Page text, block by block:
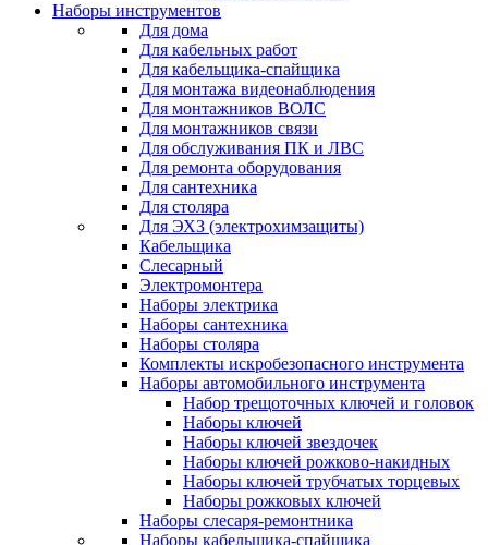
Наборы инструментов
Для дома
Для кабельных работ
Для кабельщика-спайщика
Для монтажа видеонаблюдения
Для монтажников ВОЛС
Для монтажников связи
Для обслуживания ПК и ЛВС
Для ремонта оборудования
Для сантехника
Для столяра
Для ЭХЗ (электрохимзащиты)
Кабельщика
Слесарный
Электромонтера
Наборы электрика
Наборы сантехника
Наборы столяра
Комплекты искробезопасного инструмента
Наборы автомобильного инструмента
Набор трещоточных ключей и головок
Наборы ключей
Наборы ключей звездочек
Наборы ключей рожково-накидных
Наборы ключей трубчатых торцевых
Наборы рожковых ключей
Наборы слесаря-ремонтника
Наборы кабельщика-спайщика